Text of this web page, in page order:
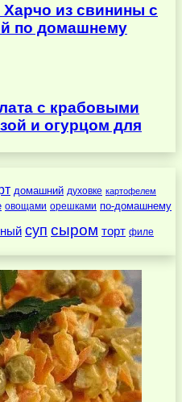
Харчо из свинины с
по домашнему
с крабовыми
и огурцом для
домашний духовке картофелем
овощами орешками по-домашнему
суп сыром торт филе